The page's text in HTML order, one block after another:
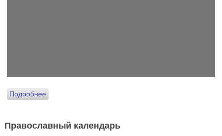
Подробнее
Православный календарь